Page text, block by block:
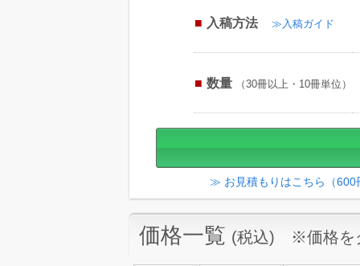
入稿方法 ≫入稿ガイド
数量 （30冊以上・10冊単位）
≫ お見積もりはこちら（600
価格一覧 (税込) ※価格を